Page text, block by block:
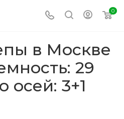
0
в Москве
29
осей: 3+1